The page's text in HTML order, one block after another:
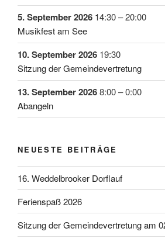
5. September 2026 14:30–20:00
Musikfest am See
10. September 2026 19:30
Sitzung der Gemeindevertretung
13. September 20268:00–0:00
Abangeln
NEUESTE BEITRÄGE
16. Weddelbrooker Dorflauf
Ferienspaß 2026
Sitzung der Gemeindevertretung am